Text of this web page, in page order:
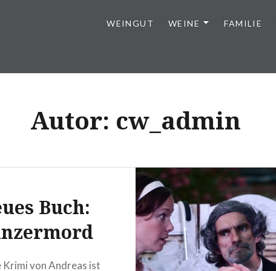
WEINGUT WEINE FAMILIE
Autor: cw_admin
Buch:
Krimi von Andreas ist